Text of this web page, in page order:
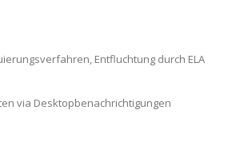
Entfluchtung durch ELA
via Desktopbenachrichtigungen